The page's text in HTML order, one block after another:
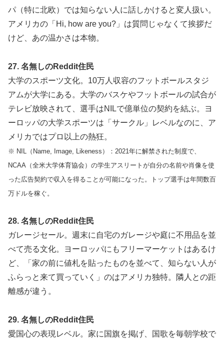
パ（特に北欧）では知らない人に話しかけると変人扱い。
アメリカの「Hi, how are you?」は質問じゃなくて挨拶だ
けど、あの温かさは本物。
27. 名無しのReddit住民
大学のスポーツ文化。10万人収容のフットボールスタジ
アムが大学にある。大学のバスケやフットボールの試合が
テレビ放映されて、選手はNILで億単位の契約を結ぶ。ヨ
ーロッパの大学スポーツは「サークル」レベルなのに、ア
メリカではプロ以上の熱狂。
※ NIL（Name, Image, Likeness）：2021年に解禁された制度で、
NCAA（全米大学体育協会）の学生アスリートが自分の名前や肖像を使
った広告契約で収入を得ることが可能になった。トップ選手は年間数百
万ドルを稼ぐ。
28. 名無しのReddit住民
ガレージセール。週末に自宅のガレージや庭に不用品を並
べて売る文化。ヨーロッパにもフリーマーケットはあるけ
ど、「家の前に値札を貼ったものを並べて、知らない人が
ふらっと来て買っていく」のはアメリカ独特。隣人との距
離感が違う。
29. 名無しのReddit住民
愛国心の表現レベル。家に国旗を掲げ、国歌を毎朝学校で